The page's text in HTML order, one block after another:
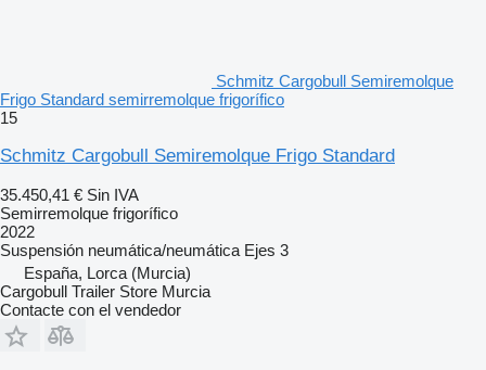
Schmitz Cargobull Semiremolque
Frigo Standard semirremolque frigorífico
15
Schmitz Cargobull Semiremolque Frigo Standard
35.450,41 € Sin IVA
Semirremolque frigorífico
2022
Suspensión neumática/neumática Ejes 3
España, Lorca (Murcia)
Cargobull Trailer Store Murcia
Contacte con el vendedor